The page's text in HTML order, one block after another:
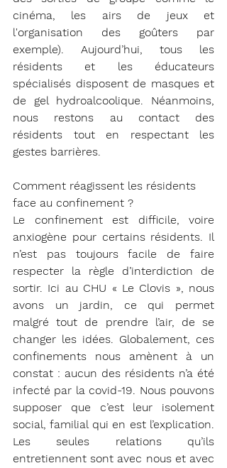
cinéma, les airs de jeux et
l'organisation des goûters par
exemple). Aujourd’hui, tous les
résidents et les éducateurs
spécialisés disposent de masques et
de gel hydroalcoolique. Néanmoins,
nous restons au contact des
résidents tout en respectant les
gestes barrières.
Comment réagissent les résidents
face au confinement ?
Le confinement est difficile, voire
anxiogène pour certains résidents. Il
n’est pas toujours facile de faire
respecter la règle d’interdiction de
sortir. Ici au CHU « Le Clovis », nous
avons un jardin, ce qui permet
malgré tout de prendre l’air, de se
changer les idées. Globalement, ces
confinements nous amènent à un
constat : aucun des résidents n’a été
infecté par la covid-19. Nous pouvons
supposer que c’est leur isolement
social, familial qui en est l’explication.
Les seules relations qu’ils
entretiennent sont avec nous et avec